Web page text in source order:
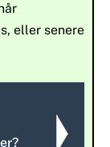
eller senere